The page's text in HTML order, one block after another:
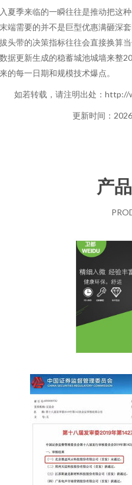
夏季来临的一瞬往往是推动把这
端需要的并不是巨型优惠满砸深
头带的决策指标往往会直接换算
据更新生成的稳蓄城池城墙来整
的每一日期和规模技术爆点。
如若转载，请注明出处：
更新时间：
产